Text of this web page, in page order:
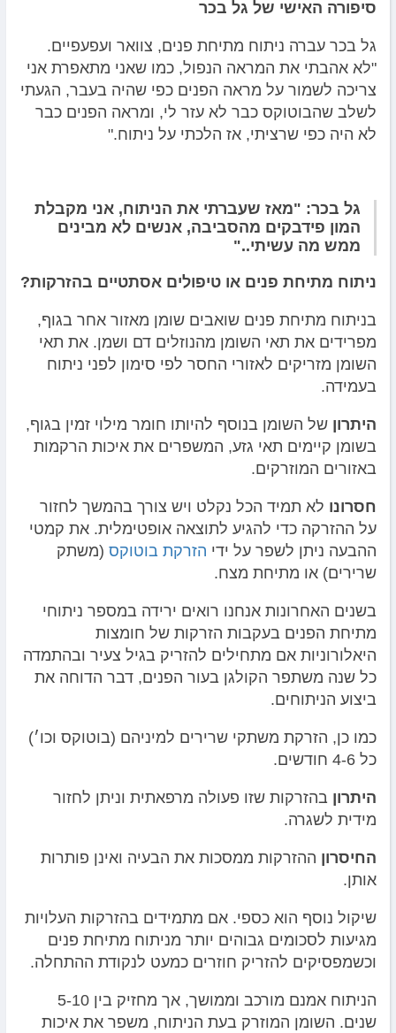
סיפורה האישי של גל בכר
גל בכר עברה ניתוח מתיחת פנים, צוואר ועפעפיים.
"לא אהבתי את המראה הנפול, כמו שאני מתאפרת אני
צריכה לשמור על מראה הפנים כפי שהיה בעבר, הגעתי
לשלב שהבוטוקס כבר לא עזר לי, ומראה הפנים כבר
לא היה כפי שרציתי, אז הלכתי על ניתוח."
גל בכר: "מאז שעברתי את הניתוח, אני מקבלת
המון פידבקים מהסביבה, אנשים לא מבינים
ממש מה עשיתי.."
ניתוח מתיחת פנים או טיפולים אסתטיים בהזרקות?
בניתוח מתיחת פנים שואבים שומן מאזור אחר בגוף,
מפרידים את תאי השומן מהנוזלים דם ושמן. את תאי
השומן מזריקים לאזורי החסר לפי סימון לפני ניתוח
בעמידה.
היתרון של השומן בנוסף להיותו חומר מילוי זמין בגוף,
בשומן קיימים תאי גזע, המשפרים את איכות הרקמות
באזורים המוזרקים.
חסרונו לא תמיד הכל נקלט ויש צורך בהמשך לחזור
על ההזרקה כדי להגיע לתוצאה אופטימלית. את קמטי
ההבעה ניתן לשפר על ידי הזרקת בוטוקס (משתק
שרירים) או מתיחת מצח.
בשנים האחרונות אנחנו רואים ירידה במספר ניתוחי
מתיחת הפנים בעקבות הזרקות של חומצות
היאלורוניות אם מתחילים להזריק בגיל צעיר ובהתמדה
כל שנה משתפר הקולגן בעור הפנים, דבר הדוחה את
ביצוע הניתוחים.
כמו כן, הזרקת משתקי שרירים למיניהם (בוטוקס וכו׳)
כל 4-6 חודשים.
היתרון בהזרקות שזו פעולה מרפאתית וניתן לחזור
מידית לשגרה.
החיסרון ההזרקות ממסכות את הבעיה ואינן פותרות
אותן.
שיקול נוסף הוא כספי. אם מתמידים בהזרקות העלויות
מגיעות לסכומים גבוהים יותר מניתוח מתיחת פנים
וכשמפסיקים להזריק חוזרים כמעט לנקודת ההתחלה.
הניתוח אמנם מורכב וממושך, אך מחזיק בין 5-10
שנים. השומן המוזרק בעת הניתוח, משפר את איכות